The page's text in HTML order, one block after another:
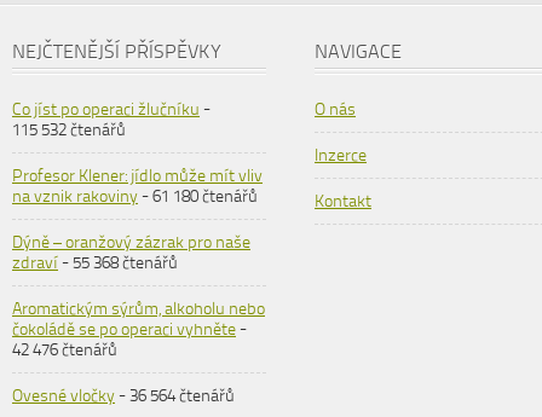
NEJČTENĚJŠÍ PŘÍSPĚVKY
Co jíst po operaci žlučníku -
115 532 čtenářů
Profesor Klener: jídlo může mít vliv
na vznik rakoviny- 61 180 čtenářů
Dýně – oranžový zázrak pro naše
zdraví- 55 368 čtenářů
Aromatickým sýrům, alkoholu nebo
čokoládě se po operaci vyhněte-
42 476 čtenářů
Ovesné vločky- 36 564 čtenářů
NAVIGACE
O nás
Inzerce
Kontakt